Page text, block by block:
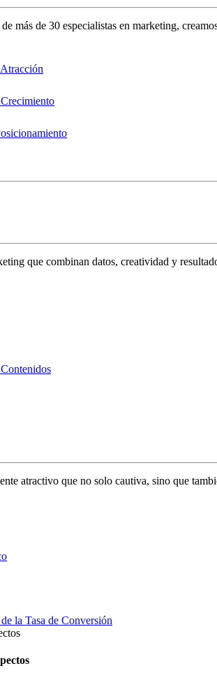
más de 30 especialistas en marketing,
que combinan datos, creatividad y
atractivo que no solo cautiva, sino que
la Tasa de Conversión